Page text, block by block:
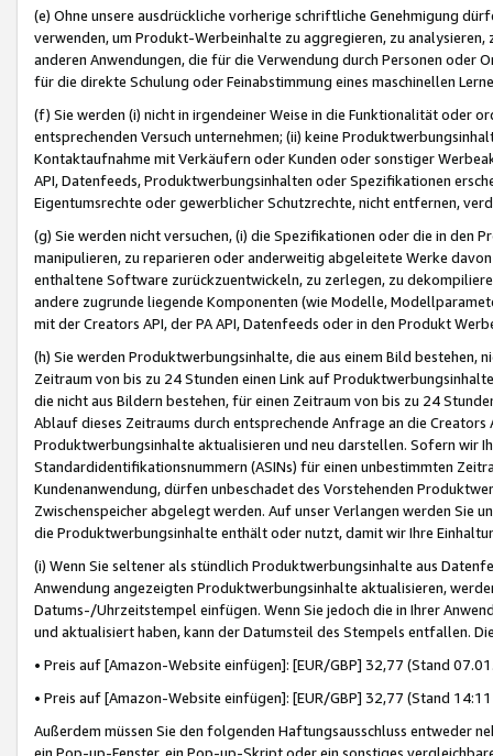
(e) Ohne unsere ausdrückliche vorherige schriftliche Genehmigung
verwenden, um Produkt-Werbeinhalte zu aggregieren, zu
anderen Anwendungen, die für die Verwendung durch Personen
für die direkte Schulung oder Feinabstimmung eines maschinellen
(f) Sie werden (i) nicht in irgendeiner Weise in die Funktionalität oder
entsprechenden Versuch unternehmen; (ii) keine
Kontaktaufnahme mit Verkäufern oder Kunden oder sonstiger
API, Datenfeeds, Produktwerbungsinhalten oder Spezifikationen
Eigentumsrechte oder gewerblicher Schutzrechte, nicht entfernen,
(g) Sie werden nicht versuchen, (i) die Spezifikationen oder die in
manipulieren, zu reparieren oder anderweitig abgeleitete Werke
enthaltene Software zurückzuentwickeln, zu zerlegen, zu
andere zugrunde liegende Komponenten (wie Modelle,
mit der Creators API, der PA API, Datenfeeds oder in den Produkt
(h) Sie werden Produktwerbungsinhalte, die aus einem Bild bestehen,
Zeitraum von bis zu 24 Stunden einen Link auf
die nicht aus Bildern bestehen, für einen Zeitraum von bis zu 24
Ablauf dieses Zeitraums durch entsprechende Anfrage an die
Produktwerbungsinhalte aktualisieren und neu darstellen. Sofern wir
Standardidentifikationsnummern (ASINs) für einen unbestimmten
Kundenanwendung, dürfen unbeschadet des Vorstehenden
Zwischenspeicher abgelegt werden. Auf unser Verlangen werden Sie
die Produktwerbungsinhalte enthält oder nutzt, damit wir Ihre
(i) Wenn Sie seltener als stündlich Produktwerbungsinhalte aus
Anwendung angezeigten Produktwerbungsinhalte aktualisieren,
Datums-/Uhrzeitstempel einfügen. Wenn Sie jedoch die in Ihrer
und aktualisiert haben, kann der Datumsteil des Stempels entfallen.
• Preis auf [Amazon-Website einfügen]: [EUR/GBP] 32,77 (Stand
• Preis auf [Amazon-Website einfügen]: [EUR/GBP] 32,77 (Stand
Außerdem müssen Sie den folgenden Haftungsausschluss entweder
ein Pop-up-Fenster, ein Pop-up-Skript oder ein sonstiges